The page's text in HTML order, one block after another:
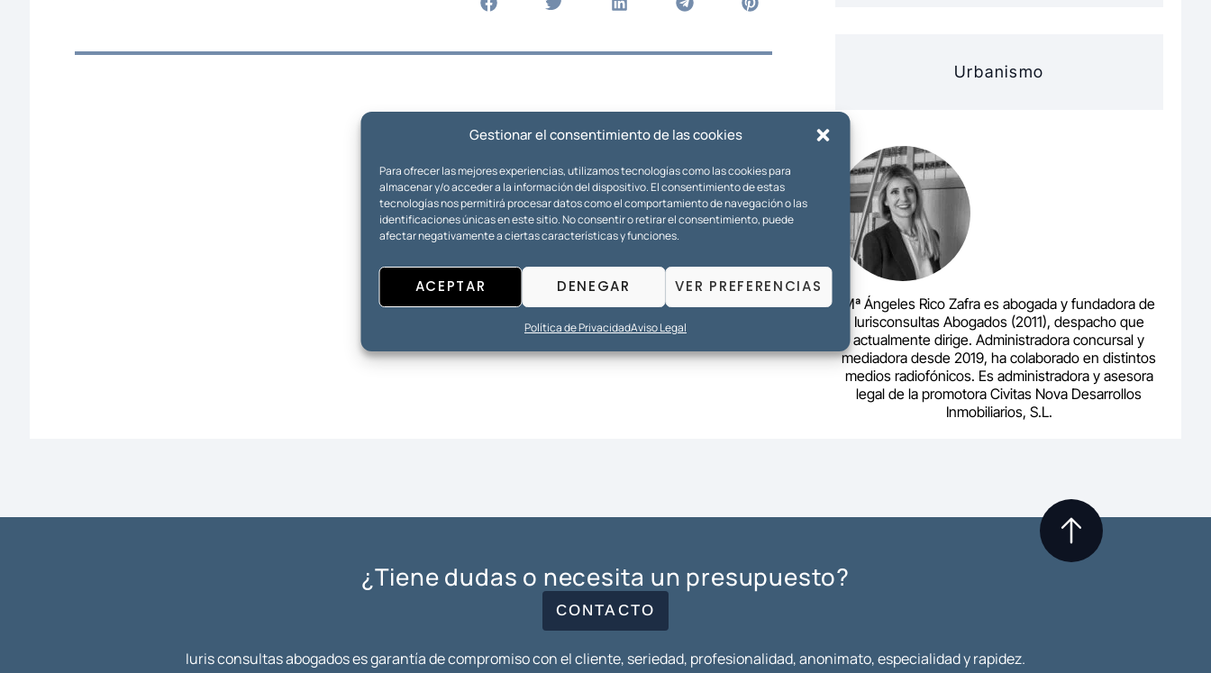
Gestionar el consentimiento de las cookies
Para ofrecer las mejores experiencias, utilizamos tecnologías como las cookies para
almacenar y/o acceder a la información del dispositivo. El consentimiento de estas
tecnologías nos permitirá procesar datos como el comportamiento de navegación o las
identificaciones únicas en este sitio. No consentir o retirar el consentimiento, puede
afectar negativamente a ciertas características y funciones.
ACEPTAR DENEGAR VER PREFERENCIAS
Política de PrivacidadAviso Legal
Urbanismo
Mª Ángeles Rico Zafra es abogada y fundadora de
Iurisconsultas Abogados (2011), despacho que
actualmente dirige. Administradora concursal y
mediadora desde 2019, ha colaborado en distintos
medios radiofónicos. Es administradora y asesora
legal de la promotora Civitas Nova Desarrollos
Inmobiliarios, S.L.
¿Tiene dudas o necesita un presupuesto?
CONTACTO
Iuris consultas abogados es garantía de compromiso con el cliente, seriedad, profesionalidad, anonimato, especialidad y rapidez.